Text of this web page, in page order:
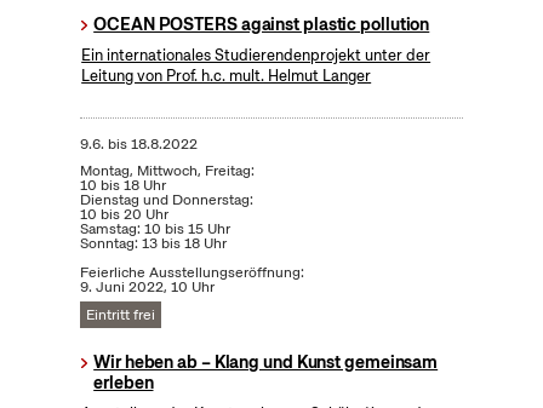
OCEAN POSTERS against plastic pollution
Ein internationales Studierendenprojekt unter der
Leitung von Prof. h.c. mult. Helmut Langer
9.6. bis18.8.2022
Montag, Mittwoch, Freitag:
10 bis 18 Uhr
Dienstag und Donnerstag:
10 bis 20 Uhr
Samstag: 10 bis 15 Uhr
Sonntag: 13 bis 18 Uhr
Feierliche Ausstellungseröffnung:
9. Juni 2022, 10 Uhr
Eintritt frei
Wir heben ab – Klang und Kunst gemeinsam
erleben